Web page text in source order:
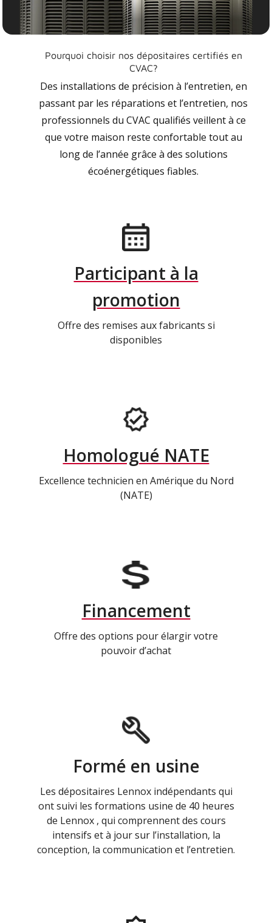
Pourquoi choisir nos dépositaires certifiés en
CVAC?
Des installations de précision à l’entretien, en
passant par les réparations et l’entretien, nos
professionnels du CVAC qualifiés veillent à ce
que votre maison reste confortable tout au
long de l’année grâce à des solutions
écoénergétiques fiables.
Participant à la
promotion
Offre des remises aux fabricants si
disponibles
Homologué NATE
Excellence technicien en Amérique du Nord
(NATE)
Financement
Offre des options pour élargir votre
pouvoir d’achat
Formé en usine
Les dépositaires Lennox indépendants qui
ont suivi les formations usine de 40 heures
de Lennox , qui comprennent des cours
intensifs et à jour sur l’installation, la
conception, la communication et l’entretien.